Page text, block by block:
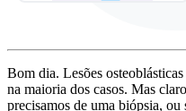
Bom dia. Lesões
na maioria dos casos. Mas
precisamos de uma biópsia, ou